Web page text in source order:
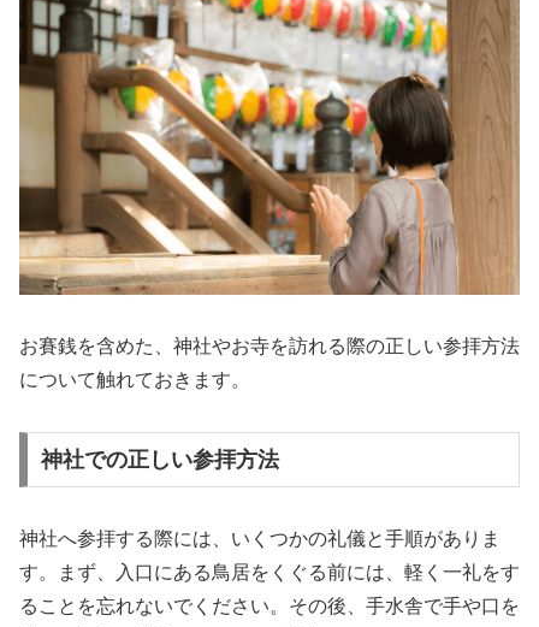
お賽銭を含めた、神社やお寺を訪れる際の正しい参拝方法
について触れておきます。
神社での正しい参拝方法
神社へ参拝する際には、いくつかの礼儀と手順がありま
す。まず、入口にある鳥居をくぐる前には、軽く一礼をす
ることを忘れないでください。その後、手水舎で手や口を